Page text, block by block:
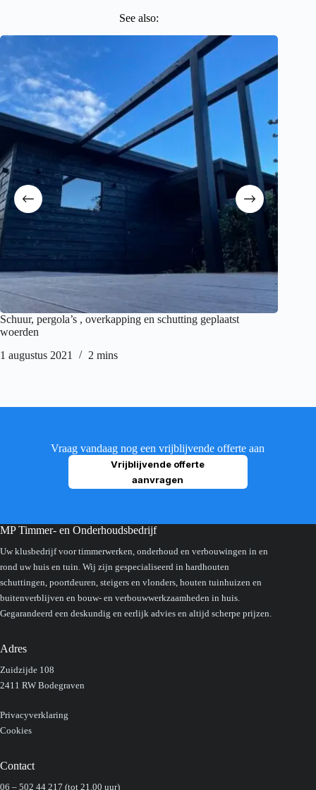
See also:
Schuur, pergola’s , overkapping en schutting geplaatst
woerden
1 augustus 2021
2 mins
Vraag vandaag nog een vrijblijvende offerte aan
Vrijblijvende offerte
aanvragen
MP Timmer- en Onderhoudsbedrijf
Uw klusbedrijf voor timmerwerken, onderhoud en verbouwingen in en
rond uw huis en tuin. Wij zijn gespecialiseerd in hardhouten
schuttingen, poortdeuren, steigers en vlonders, houten tuinhuizen en
buitenverblijven en bouw- en verbouwwerkzaamheden in huis.
Gegarandeerd een deskundig en eerlijk advies en altijd scherpe prijzen.
Adres
Zuidzijde 108
2411 RW Bodegraven
Privacyverklaring
Cookies
Contact
06 – 502 44 217 (tot 21.00 uur)